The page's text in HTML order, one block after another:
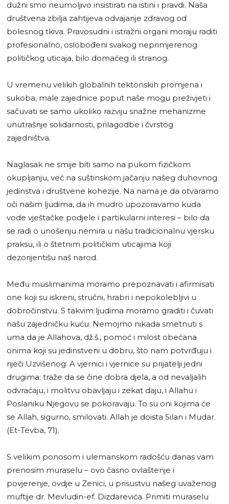
dužni smo neumoljivo insistirati na istini i pravdi. Naša
društvena zbilja zahtijeva odvajanje zdravog od
bolesnog tkiva. Pravosudni i istražni organi moraju raditi
profesionalno, oslobođeni svakog neprimjerenog
političkog uticaja, bilo domaćeg ili stranog.
U vremenu velikih globalnih tektonskih promjena i
sukoba, male zajednice poput naše mogu preživjeti i
sačuvati se samo ukoliko razviju snažne mehanizme
unutrašnje solidarnosti, prilagodbe i čvrstog
zajedništva.
Naglasak ne smije biti samo na pukom fizičkom
okupljanju, već na suštinskom jačanju našeg duhovnog
jedinstva i društvene kohezije. Na nama je da otvaramo
oči našim ljudima, da ih mudro upozoravamo kuda
vode vještačke podjele i partikularni interesi – bilo da
se radi o unošenju nemira u našu tradicionalnu vjersku
praksu, ili o štetnim političkim uticajima koji
dezorijentišu naš narod.
Među muslimanima moramo prepoznavati i afirmisati
one koji su iskreni, stručni, hrabri i nepokolebljivi u
dobročinstvu. S takvim ljudima moramo graditi i čuvati
našu zajedničku kuću. Nemojmo nikada smetnuti s
uma da je Allahova, dž.š., pomoć i milost obećana
onima koji su jedinstveni u dobru, što nam potvrđuju i
riječi Uzvišenog: A vjernici i vjernice su prijatelji jedni
drugima: traže da se čine dobra djela, a od nevaljalih
odvraćaju, i molitvu obavljaju i zekat daju, i Allahu i
Poslaniku Njegovu se pokoravaju. To su oni kojima će
se Allah, sigurno, smilovati. Allah je doista Silan i Mudar.
(Et-Tevba, 71).
S velikim ponosom i ulemanskom radošću danas vam
prenosim muraselu – ovo časno ovlaštenje i
povjerenje, ovdje u Zenici, u prisustvu našeg uvaženog
muftije dr. Mevludin-ef. Dizdarevića. Primiti muraselu